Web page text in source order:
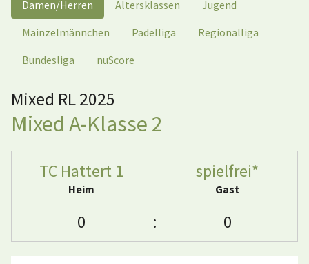
Damen/Herren Altersklassen
Jugend
Mainzelmännchen
Padelliga
Regionalliga
Bundesliga
nuScore
Mixed RL 2025
Mixed A-Klasse 2
TC Hattert 1
Heim
spielfrei*
Gast
0 : 0